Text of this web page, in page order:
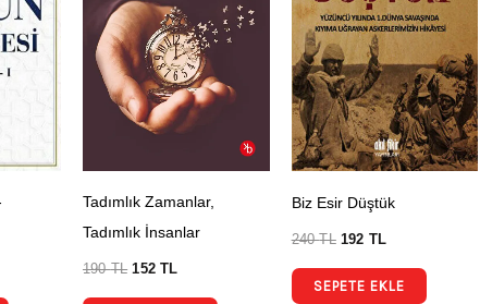
Tadımlık Zamanlar,
Tadımlık İnsanlar
190TL 152TL
Biz Esir Düştük
240TL 192 TL
SEPETE EKLE